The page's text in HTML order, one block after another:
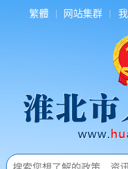
繁體 网站集群